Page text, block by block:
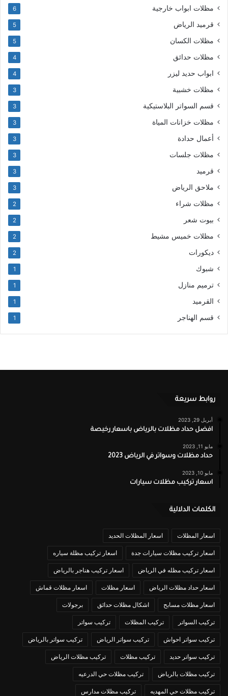
مظلات ابواب خارجية 6
قرميد الرياض 5
مظلات الكسان 5
مظلات حدائق 4
ابواب حديد ليزر 4
مظلات خشبية 3
قسم السواتر البلاستيكية 3
مظلات خزانات المياة 3
أعمال حدادة 3
مظلات جلسات 3
قرميد 3
ملاحق الرياض 3
مظلات شراء 2
بيوت شعر 2
مظلات خميس مشيط 2
ديكورات 2
شبوك 1
ترميم منازل 1
القرميد 1
قسم الهناجر 1
روابط سريعة
أبريل 29, 2023
افضل حداد مظلات بالرياض باسعار رخيصة
مايو 11, 2023
حداد مظلات وسواتر في الرياض 2023
مايو 10, 2023
اسعار تركيب مظلات سيارات
الكلمات الدلالية
اسعار المظلات اسعار المظلات الحديد
اسعار تركيب مظلات سيارات جدة اسعار تركيب مظلة سياره
اسعار تركيب مظله في الرياض اسعار تركيب هناجر بالرياض
اسعار حداد مظلات الرياض اسعار مظلات اسعار مظلات قماش
اسعار مظلات مسابح اشكال مظلات حدائق برجولات
تركيب السواتر تركيب المظلات تركيب سواتر
تركيب سواتر احواش تركيب سواتر الرياض تركيب سواتر بالرياض
تركيب سواتر حديد تركيب مظلات تركيب مظلات الرياض
تركيب مظلات بالرياض تركيب مظلات حي الدرعيه
تركيب مظلات حي المهديه تركيب مظلات مدارس